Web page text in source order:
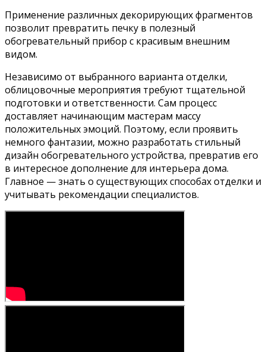
Применение различных декорирующих фрагментов
позволит превратить печку в полезный
обогревательный прибор с красивым внешним
видом.
Независимо от выбранного варианта отделки,
облицовочные мероприятия требуют тщательной
подготовки и ответственности. Сам процесс
доставляет начинающим мастерам массу
положительных эмоций. Поэтому, если проявить
немного фантазии, можно разработать стильный
дизайн обогревательного устройства, превратив его
в интересное дополнение для интерьера дома.
Главное — знать о существующих способах отделки и
учитывать рекомендации специалистов.